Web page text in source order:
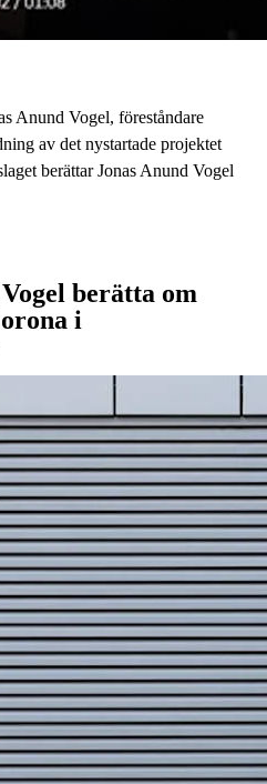
Anund Vogel, föreståndare
av det nystartade projektet
berättar Jonas Anund Vogel
berätta om
i